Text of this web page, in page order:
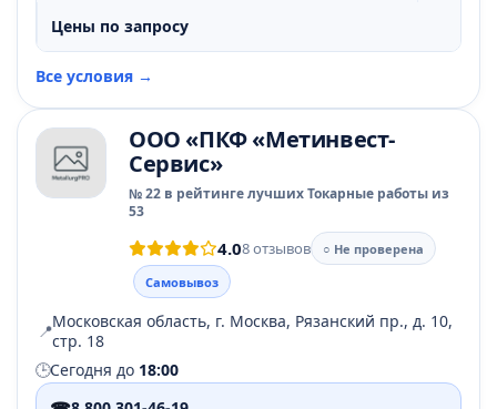
Цены по запросу
Все условия →
ООО «ПКФ «Метинвест-
Сервис»
№ 22 в рейтинге лучших Токарные работы из
53
4.08 отзывов
○ Не проверена
Самовывоз
📍Московская область, г. Москва, Рязанский пр., д. 10,
стр. 18
🕒Сегодня до 18:00